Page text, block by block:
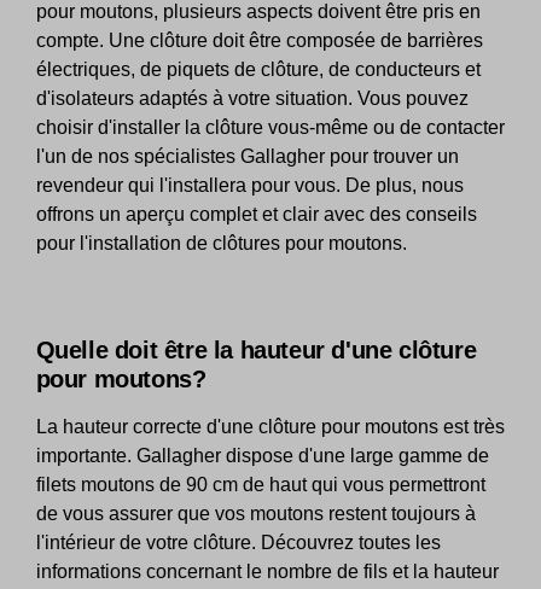
pour moutons, plusieurs aspects doivent être pris en
compte. Une clôture doit être composée de barrières
électriques, de piquets de clôture, de conducteurs et
d'isolateurs adaptés à votre situation. Vous pouvez
choisir d'installer la clôture vous-même ou de contacter
l'un de nos spécialistes Gallagher pour trouver un
revendeur qui l'installera pour vous. De plus, nous
offrons un aperçu complet et clair avec des conseils
pour l'installation de clôtures pour moutons.
Quelle doit être la hauteur d'une clôture
pour moutons?
La hauteur correcte d'une clôture pour moutons est très
importante. Gallagher dispose d'une large gamme de
filets moutons de 90 cm de haut qui vous permettront
de vous assurer que vos moutons restent toujours à
l'intérieur de votre clôture. Découvrez toutes les
informations concernant le nombre de fils et la hauteur